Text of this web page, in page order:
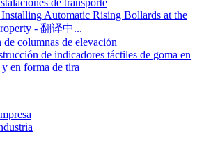
Automatic Rising Bollards at the
- 翻译中...
columnas de elevación
de indicadores táctiles de goma en
en forma de tira